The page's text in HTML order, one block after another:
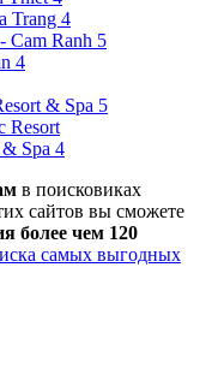
Trang 4
Cam Ranh 5
4
& Spa 5
Resort
Spa 4
в поисковиках
сайтов вы сможете
более чем 120
самых выгодных